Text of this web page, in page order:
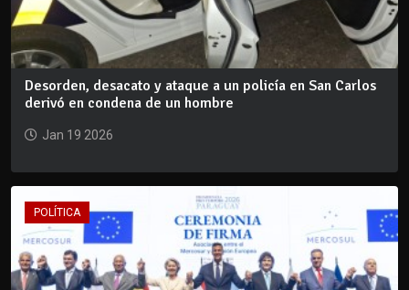
Desorden, desacato y ataque a un policía en San Carlos
derivó en condena de un hombre
Jan 19 2026
POLÍTICA